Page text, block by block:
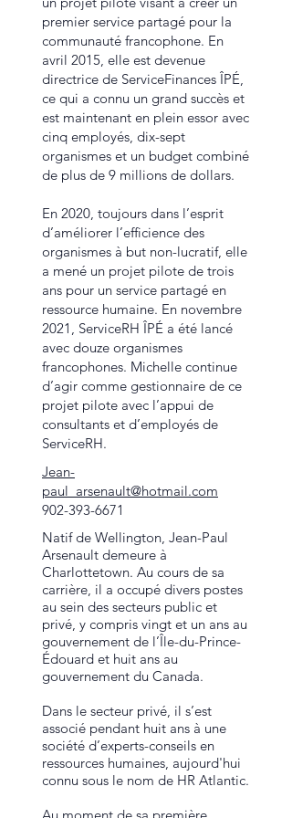
premier service partagé pour la
communauté francophone. En
avril 2015, elle est devenue
directrice de ServiceFinances ÎPÉ,
ce qui a connu un grand succès et
est maintenant en plein essor avec
cinq employés, dix-sept
organismes et un budget combiné
de plus de 9 millions de dollars.
En 2020, toujours dans l’esprit
d’améliorer l’efficience des
organismes à but non-lucratif, elle
a mené un projet pilote de trois
ans pour un service partagé en
ressource humaine. En novembre
2021, ServiceRH ÎPÉ a été lancé
avec douze organismes
francophones. Michelle continue
d’agir comme gestionnaire de ce
projet pilote avec l’appui de
consultants et d’employés de
ServiceRH.
Jean-
paul_arsenault@hotmail.com
902-393-6671
Natif de Wellington, Jean-Paul
Arsenault demeure à
Charlottetown. Au cours de sa
carrière, il a occupé divers postes
au sein des secteurs public et
privé, y compris vingt et un ans au
gouvernement de l’Île-du-Prince-
Édouard et huit ans au
gouvernement du Canada.
Dans le secteur privé, il s’est
associé pendant huit ans à une
société d’experts-conseils en
ressources humaines, aujourd'hui
connu sous le nom de HR Atlantic.